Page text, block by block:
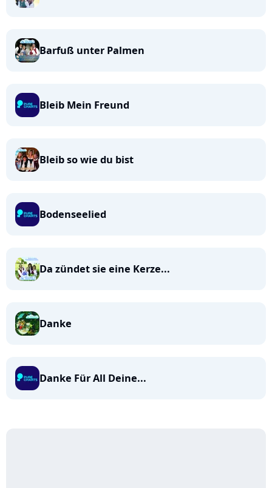
Barfuß unter Palmen
Bleib Mein Freund
Bleib so wie du bist
Bodenseelied
Da zündet sie eine Kerze...
Danke
Danke Für All Deine...